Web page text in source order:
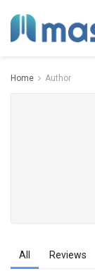
Home Author
All Reviews